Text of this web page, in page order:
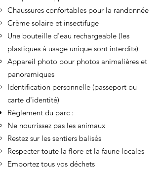
Chaussures confortables pour la randonnée
Crème solaire et insectifuge
Une bouteille d'eau rechargeable (les
plastiques à usage unique sont interdits)
Appareil photo pour photos animalières et
panoramiques
Identification personnelle (passeport ou
carte d'identité)
Règlement du parc :
Ne nourrissez pas les animaux
Restez sur les sentiers balisés
Respecter toute la flore et la faune locales
Emportez tous vos déchets